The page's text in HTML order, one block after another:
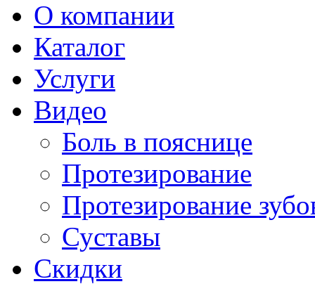
О компании
Каталог
Услуги
Видео
Боль в пояснице
Протезирование
Протезирование
Суставы
Скидки